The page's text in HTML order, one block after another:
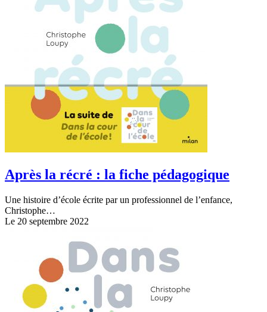
Après la récré : la fiche pédagogique
Une histoire d’école écrite par un professionnel de l’enfance,
Christophe…
Le 20 septembre 2022